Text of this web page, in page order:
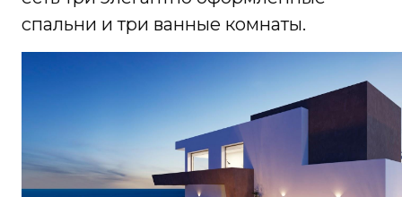
спальни и три ванные комнаты.